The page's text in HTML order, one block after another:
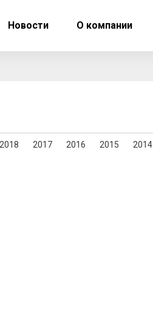
Новости О компании
2018 2017 2016 2015 2014